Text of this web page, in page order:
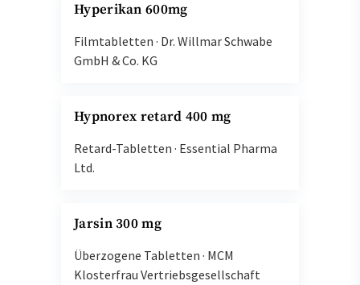
Hyperikan 600mg
Filmtabletten · Dr. Willmar Schwabe
GmbH & Co. KG
Hypnorex retard 400 mg
Retard-Tabletten · Essential Pharma
Ltd.
Jarsin 300 mg
Überzogene Tabletten · MCM
Klosterfrau Vertriebsgesellschaft